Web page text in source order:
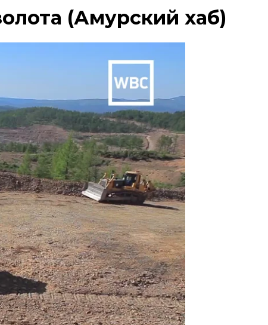
(Амурский хаб)